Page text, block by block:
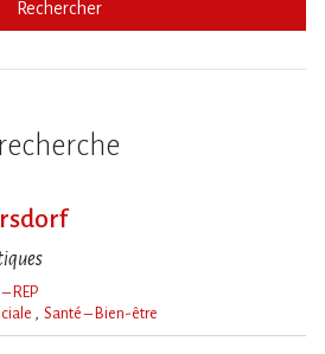
Rechercher
REP
Santé – Bien-être